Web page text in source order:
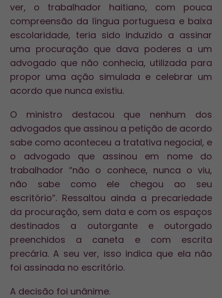
ver, o trabalhador haitiano, com pouca
compreensão da língua portuguesa e baixa
escolaridade, teria sido induzido a assinar
uma procuração que dava poderes a um
advogado que não conhecia, utilizada para
propor uma ação simulada e celebrar um
acordo que nunca existiu.
O ministro destacou que nenhum dos
advogados que assinou a petição de acordo
sabe como aconteceu a tratativa negocial, e
o advogado que assinou em nome do
trabalhador “não o conhece, nunca o viu,
não sabe como ele chegou ao seu
escritório”. Ressaltou ainda a precariedade
da procuração, sem data e com os espaços
destinados a outorgante e outorgado
preenchidos a caneta e com escrita
precária. A seu ver, isso indica que ela não
foi assinada no escritório.
A decisão foi unânime.